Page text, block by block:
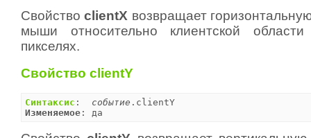
СвойствоclientX возвращает
мыши относительно клиентской
пикселях.
Свойство clientY
Синтаксис : событие
Изменяемое : да